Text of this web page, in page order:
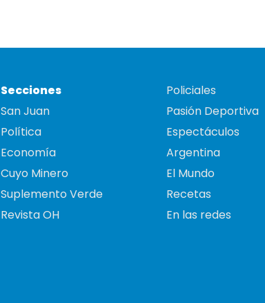
Secciones
San Juan
Política
Economía
Cuyo Minero
Suplemento Verde
Revista OH
Policiales
Pasión Deportiva
Espectáculos
Argentina
El Mundo
Recetas
En las redes